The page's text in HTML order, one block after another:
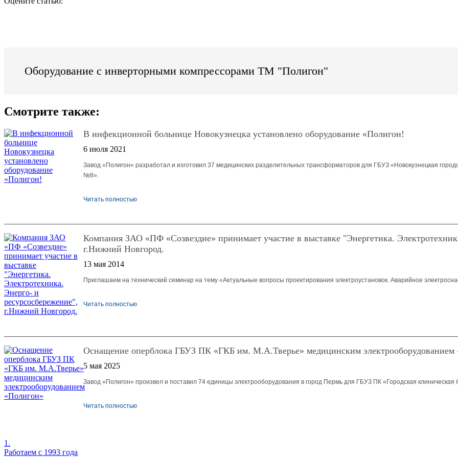
Оборудование с инверторными компрессорами ТМ "Полигон"
Смотрите также:
В инфекционной больнице Новокузнецка установлено оборудование «Полигон!
6 июля 2021
Завод «Полигон» разработал и изготовил 37 медицинских разделительных трансформаторов для ГБУЗ «Новокузнецкая
№8».
Читать полностью
Компания ЗАО «ПФ «Созвездие» принимает участие в выставке "Энергетика.
г.Нижний Новгород.
13 мая 2014
Приглашаем на технический семинар на тему «Актуальные вопросы проектирования электроустановок. Аварийное
Читать полностью
Оснащение оперблока ГБУЗ ПК «ГКБ им. М.А.Тверье» медицинским электрооборудованием
5 мая 2025
Завод «Полигон» произвел и поставил 74 единицы электрооборудования в город Пермь для ГБУЗ ПК «Городская
Читать полностью
1.
Работаем с 1993 года